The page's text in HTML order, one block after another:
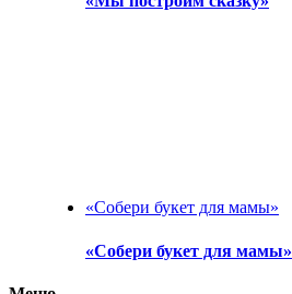
«Собери букет для мамы»
«Собери букет для мамы»